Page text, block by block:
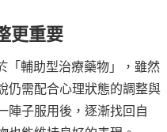
更重要
「輔助型治療藥物」，雖然
仍需配合心理狀態的調整與
陣子服用後，逐漸找回自